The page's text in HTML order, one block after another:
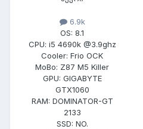
6.9k
OS: 8.1
CPU: i5 4690k @3.9ghz
Cooler: Frio OCK
MoBo: Z87 M5 Killer
GPU: GIGABYTE
GTX1060
RAM: DOMINATOR-GT
2133
SSD: NO.